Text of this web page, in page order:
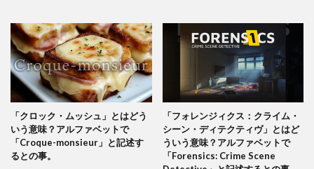
「クロック・ムッシュ」とはどう
いう意味？アルファベットで
「Croque-monsieur」と記述す
るとの事。
「フォレンジィクス：クライム・
シーン・ディテクティヴ」とはど
ういう意味？アルファベットで
「Forensics: Crime Scene